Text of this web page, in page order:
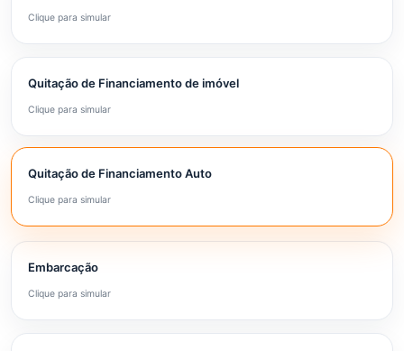
Clique para simular
Quitação de Financiamento de imóvel
Clique para simular
Quitação de Financiamento Auto
Clique para simular
Embarcação
Clique para simular